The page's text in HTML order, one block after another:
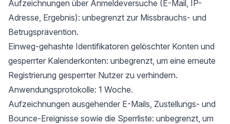
Aufzeichnungen über Anmeldeversuche (E-Mail, IP-
Adresse, Ergebnis): unbegrenzt zur Missbrauchs- und
Betrugsprävention.
Einweg-gehashte Identifikatoren gelöschter Konten und
gesperrter Kalenderkonten: unbegrenzt, um eine erneute
Registrierung gesperrter Nutzer zu verhindern.
Anwendungsprotokolle: 1 Woche.
Aufzeichnungen ausgehender E-Mails, Zustellungs- und
Bounce-Ereignisse sowie die Sperrliste: unbegrenzt, um